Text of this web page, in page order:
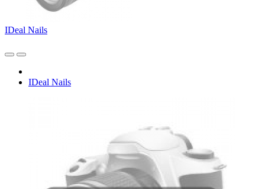
IDeal Nails
IDeal Nails